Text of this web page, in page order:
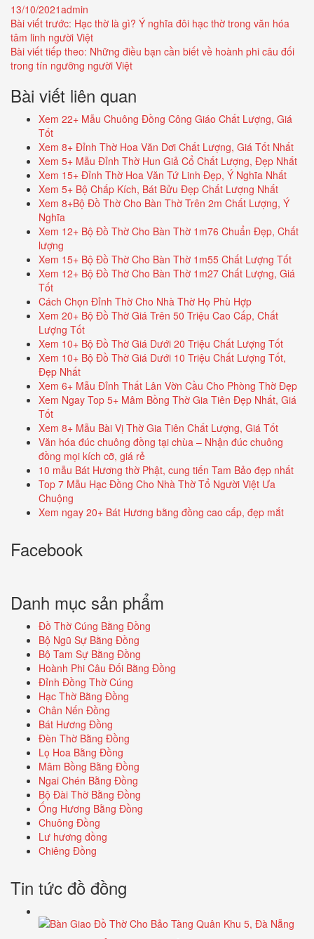
Đăng
ngày:
13/10/2021Tác
giả:
admin
Điều
hướng
bài
viết
Bài viết trước: Hạc thờ là gì? Ý nghĩa đôi hạc thờ trong văn hóa
tâm linh người Việt
Bài viết tiếp theo: Những điều bạn cần biết về hoành phi câu đối
trong tín ngưỡng người Việt
Bài viết liên quan
Xem 22+ Mẫu Chuông Đồng Công Giáo Chất Lượng, Giá
Tốt
Xem 8+ Đỉnh Thờ Hoa Văn Dơi Chất Lượng, Giá Tốt Nhất
Xem 5+ Mẫu Đỉnh Thờ Hun Giả Cổ Chất Lượng, Đẹp Nhất
Xem 15+ Đỉnh Thờ Hoa Văn Tứ Linh Đẹp, Ý Nghĩa Nhất
Xem 5+ Bộ Chấp Kích, Bát Bửu Đẹp Chất Lượng Nhất
Xem 8+Bộ Đồ Thờ Cho Bàn Thờ Trên 2m Chất Lượng, Ý
Nghĩa
Xem 12+ Bộ Đồ Thờ Cho Bàn Thờ 1m76 Chuẩn Đẹp, Chất
lượng
Xem 15+ Bộ Đồ Thờ Cho Bàn Thờ 1m55 Chất Lượng Tốt
Xem 12+ Bộ Đồ Thờ Cho Bàn Thờ 1m27 Chất Lượng, Giá
Tốt
Cách Chọn Đỉnh Thờ Cho Nhà Thờ Họ Phù Hợp
Xem 20+ Bộ Đồ Thờ Giá Trên 50 Triệu Cao Cấp, Chất
Lượng Tốt
Xem 10+ Bộ Đồ Thờ Giá Dưới 20 Triệu Chất Lượng Tốt
Xem 10+ Bộ Đồ Thờ Giá Dưới 10 Triệu Chất Lượng Tốt,
Đẹp Nhất
Xem 6+ Mẫu Đỉnh Thất Lân Vờn Cầu Cho Phòng Thờ Đẹp
Xem Ngay Top 5+ Mâm Bồng Thờ Gia Tiên Đẹp Nhất, Giá
Tốt
Xem 8+ Mẫu Bài Vị Thờ Gia Tiên Chất Lượng, Giá Tốt
Văn hóa đúc chuông đồng tại chùa – Nhận đúc chuông
đồng mọi kích cỡ, giá rẻ
10 mẫu Bát Hương thờ Phật, cung tiến Tam Bảo đẹp nhất
Top 7 Mẫu Hạc Đồng Cho Nhà Thờ Tổ Người Việt Ưa
Chuộng
Xem ngay 20+ Bát Hương bằng đồng cao cấp, đẹp mắt
Facebook
Danh mục sản phẩm
Đồ Thờ Cúng Bằng Đồng
Bộ Ngũ Sự Bằng Đồng
Bộ Tam Sự Bằng Đồng
Hoành Phi Câu Đối Bằng Đồng
Đỉnh Đồng Thờ Cúng
Hạc Thờ Bằng Đồng
Chân Nến Đồng
Bát Hương Đồng
Đèn Thờ Bằng Đồng
Lọ Hoa Bằng Đồng
Mâm Bồng Bằng Đồng
Ngai Chén Bằng Đồng
Bộ Đài Thờ Bằng Đồng
Ống Hương Bằng Đồng
Chuông Đồng
Lư hương đồng
Chiêng Đồng
Tin tức đồ đồng